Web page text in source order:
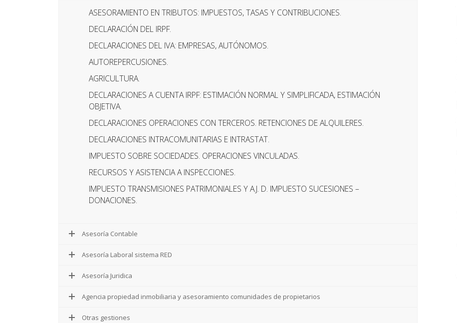
ASESORAMIENTO EN TRIBUTOS: IMPUESTOS, TASAS Y CONTRIBUCIONES.
DECLARACIÓN DEL IRPF.
DECLARACIONES DEL IVA: EMPRESAS, AUTÓNOMOS.
AUTOREPERCUSIONES.
AGRICULTURA.
DECLARACIONES A CUENTA IRPF: ESTIMACIÓN NORMAL Y SIMPLIFICADA, ESTIMACIÓN
OBJETIVA.
DECLARACIONES OPERACIONES CON TERCEROS. RETENCIONES DE ALQUILERES.
DECLARACIONES INTRACOMUNITARIAS E INTRASTAT.
IMPUESTO SOBRE SOCIEDADES. OPERACIONES VINCULADAS.
RECURSOS Y ASISTENCIA A INSPECCIONES.
IMPUESTO TRANSMISIONES PATRIMONIALES Y A.J. D. IMPUESTO SUCESIONES –
DONACIONES.
Asesoría Contable
Asesoría Laboral sistema RED
Asesoría Juridica
Agencia propiedad inmobiliaria y asesoramiento comunidades de propietarios
Otras gestiones